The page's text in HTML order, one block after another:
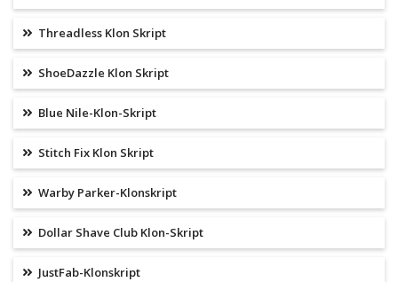
Threadless Klon Skript
ShoeDazzle Klon Skript
Blue Nile-Klon-Skript
Stitch Fix Klon Skript
Warby Parker-Klonskript
Dollar Shave Club Klon-Skript
JustFab-Klonskript